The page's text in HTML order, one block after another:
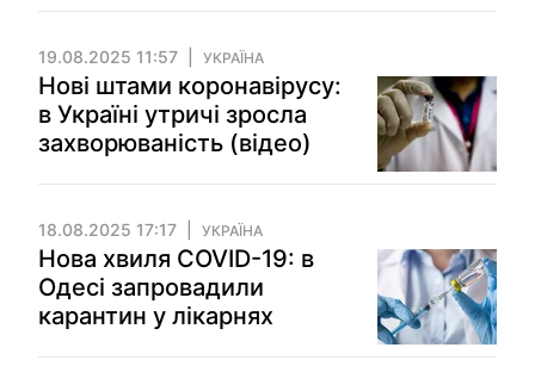
19.08.2025 11:57 УКРАЇНА
Нові штами коронавірусу:
в Україні утричі зросла
захворюваність (відео)
18.08.2025 17:17 УКРАЇНА
Нова хвиля COVID-19: в
Одесі запровадили
карантин у лікарнях